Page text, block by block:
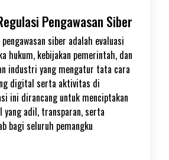
Pengawasan Siber
siber adalah evaluasi
hukum, kebijakan pemerintah, dan
industri yang mengatur tata cara
digital serta aktivitas di
ini dirancang untuk menciptakan
adil, transparan, serta
bagi seluruh pemangku